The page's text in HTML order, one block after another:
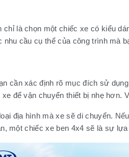
chỉ là chọn một chiếc xe có kiểu
nhu cầu cụ thể của công trình mà
cần xác định rõ mục đích sử
để vận chuyển thiết bị nhẹ
địa hình mà xe sẽ di chuyển.
một chiếc xe ben 4x4 sẽ là sự